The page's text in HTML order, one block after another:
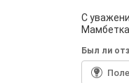
С
Был ли